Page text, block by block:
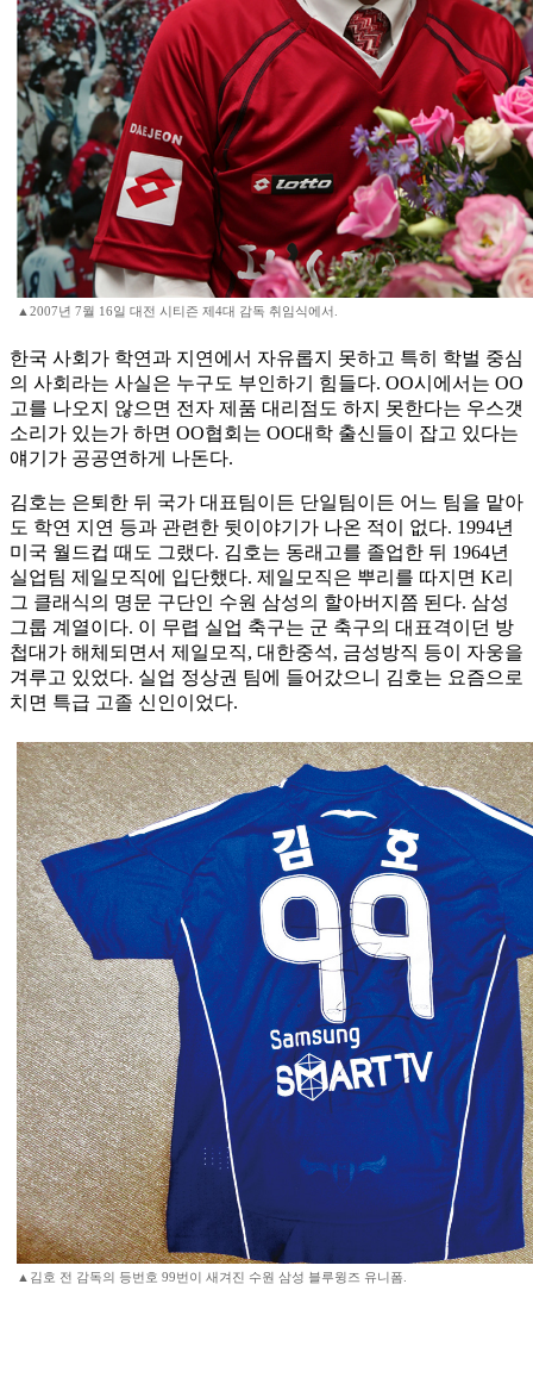
▲2007년 7월 16일 대전 시티즌 제4대 감독 취임식에서.
한국 사회가 학연과 지연에서 자유롭지 못하고 특히 학벌 중심
의 사회라는 사실은 누구도 부인하기 힘들다. OO시에서는 OO
고를 나오지 않으면 전자 제품 대리점도 하지 못한다는 우스갯
소리가 있는가 하면 OO협회는 OO대학 출신들이 잡고 있다는
얘기가 공공연하게 나돈다.
김호는 은퇴한 뒤 국가 대표팀이든 단일팀이든 어느 팀을 맡아
도 학연 지연 등과 관련한 뒷이야기가 나온 적이 없다. 1994년
미국 월드컵 때도 그랬다. 김호는 동래고를 졸업한 뒤 1964년
실업팀 제일모직에 입단했다. 제일모직은 뿌리를 따지면 K리
그 클래식의 명문 구단인 수원 삼성의 할아버지쯤 된다. 삼성
그룹 계열이다. 이 무렵 실업 축구는 군 축구의 대표격이던 방
첩대가 해체되면서 제일모직, 대한중석, 금성방직 등이 자웅을
겨루고 있었다. 실업 정상권 팀에 들어갔으니 김호는 요즘으로
치면 특급 고졸 신인이었다.
▲김호 전 감독의 등번호 99번이 새겨진 수원 삼성 블루윙즈 유니폼.